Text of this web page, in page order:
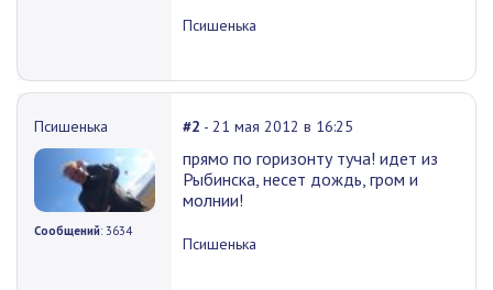
Псишенька
Псишенька
Сообщений: 3634
#2 - 21 мая 2012 в 16:25
прямо по горизонту туча! идет из
Рыбинска, несет дождь, гром и
молнии!
Псишенька